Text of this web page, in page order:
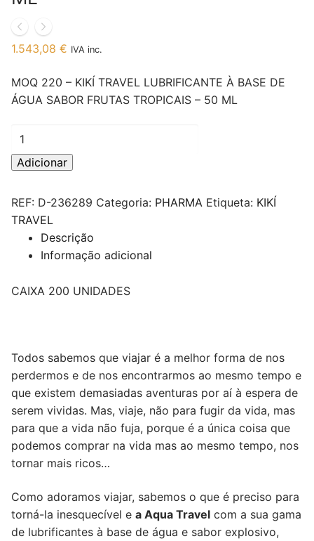
1.543,08 € IVA inc.
MOQ 220 – KIKÍ TRAVEL LUBRIFICANTE À BASE DE
ÁGUA SABOR FRUTAS TROPICAIS – 50 ML
Quantidade
MOQ
-
KIKÍ
TRAVEL
LUBRIFICANTE
BASE
FRUTAS
TROPICAIS
-
50
ML
Adicionar
REF: D-236289 Categoria: PHARMA Etiqueta: KIKÍ
TRAVEL
Descrição
Informação adicional
CAIXA 200 UNIDADES
Todos sabemos que viajar é a melhor forma de nos
perdermos e de nos encontrarmos ao mesmo tempo e
que existem demasiadas aventuras por aí à espera de
serem vividas. Mas, viaje, não para fugir da vida, mas
para que a vida não fuja, porque é a única coisa que
podemos comprar na vida mas ao mesmo tempo, nos
tornar mais ricos…
Como adoramos viajar, sabemos o que é preciso para
torná-la inesquecível e a Aqua Travel com a sua gama
de lubrificantes à base de água e sabor explosivo,